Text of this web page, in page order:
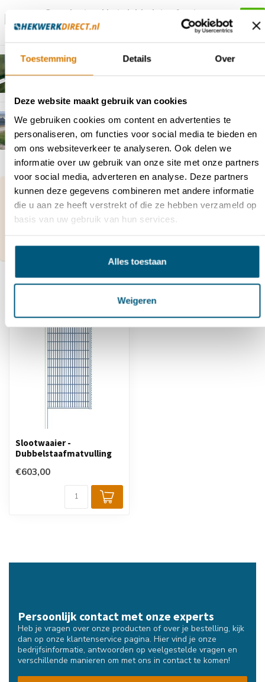
Toestemming Details Over
Deze website maakt gebruik van cookies
We gebruiken cookies om content en advertenties te
personaliseren, om functies voor social media te bieden en
om ons websiteverkeer te analyseren. Ook delen we
informatie over uw gebruik van onze site met onze partners
voor social media, adverteren en analyse. Deze partners
kunnen deze gegevens combineren met andere informatie
die u aan ze heeft verstrekt of die ze hebben verzameld op
basis van uw gebruik van hun services.
Alles toestaan
Weigeren
Compleet pakket dubbelstaafmat
hekwerk - ø60 mm - gecoat €80,00
hekwerk - verzinkt
Slootwaaier met spijlen €716,00
Vragen over dit product of hulp nodig bij je
bestelling?
Neem contact op met onze klantenservice via
contact@hekwerkdirect.nlof bel
Wij zijn bereikbaar tussen 08:00 tot 16:00u.
Slootwaaier -
Dubbelstaafmatvulling
€603,00
Persoonlijk contact met onze experts
Heb je vragen over onze producten of over je bestelling, kijk
dan op onze klantenservice pagina. Hier vind je onze
bedrijfsinformatie, antwoorden op veelgestelde vragen en
verschillende manieren om met ons in contact te komen!